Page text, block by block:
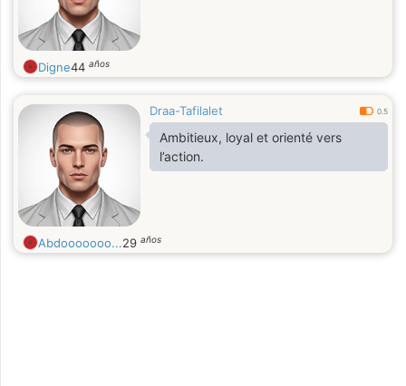
Digne44 años
Draa-Tafilalet 0.5
Ambitieux, loyal et orienté vers
l’action.
Abdooooooo...29 años